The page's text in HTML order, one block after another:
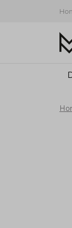
Enjoy